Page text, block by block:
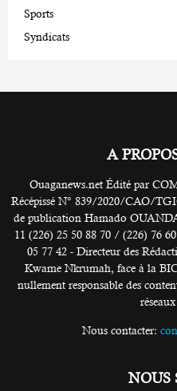
Sports
Syndicats
A
Ouaganews.net Édité par
Récépissé N° 839/2020/CAO/
de publication Hamado
11 (226) 25 50 88 70 / (226) 76
05 77 42 - Directeur des
Kwame Nkrumah, face à la
nullement responsable des
Nous contacter:
NOUS